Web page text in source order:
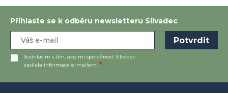
Přihlaste se k odběru newsletteru Silvadec
Souhlasím s tím, aby mi společnost Silvadec
zasílala informace e-mailem.